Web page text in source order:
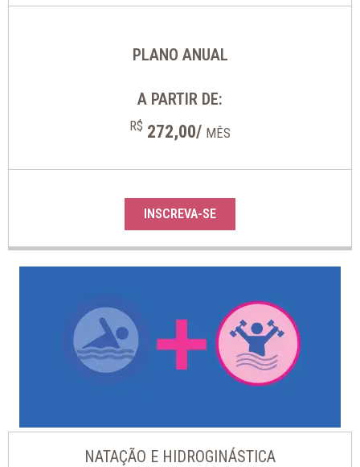
PLANO ANUAL
A PARTIR DE:
R$ 272,00/ MÊS
INSCREVA-SE
NATAÇÃO E HIDROGINÁSTICA